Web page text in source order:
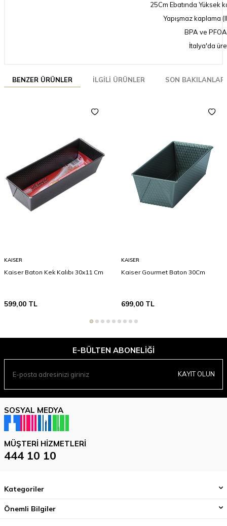
25Cm Ebatında Yüksek
Yapışmaz kaplama
BPA ve
İtalya'da
BENZER ÜRÜNLER İLGILI ÜRÜNLER SON BAKILANLAR
KAISER
Kaiser Baton Kek Kalıbı 30x11 Cm
599,00 TL
KAISER
Kaiser Gourmet Baton 30Cm
699,00 TL
E-BÜLTEN ABONELIĞI
KAYIT OLUN
SOSYAL MEDYA
MÜŞTERI HIZMETLERI
444 10 10
Kategoriler
Önemli Bilgiler